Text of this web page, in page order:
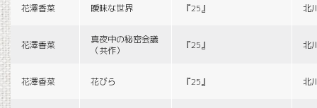
花澤香菜 曖昧な世界 『25』 北
花澤香菜
真夜中の秘密会議
（共作）
『25』 北
花澤香菜 花びら 『25』 北